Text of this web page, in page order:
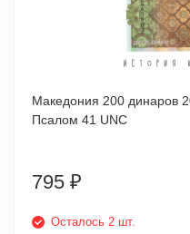
Македония 200 динаров
Псалом 41 UNC
795 ₽
Осталось 2 шт.